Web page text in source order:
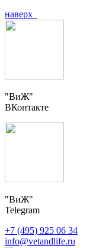
наверх
"ВиЖ"
ВКонтакте
"ВиЖ"
Telegram
+7 (495) 925 06 34
info@vetandlife.ru